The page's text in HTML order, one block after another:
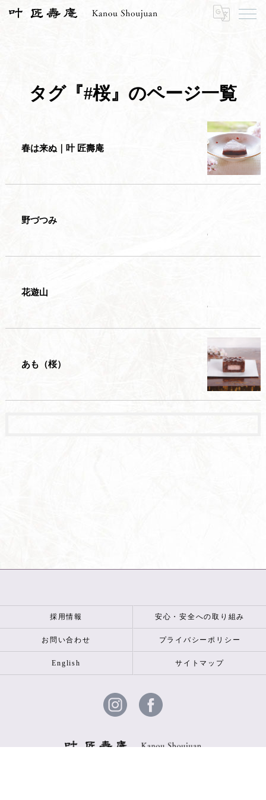
HOME
タグ『#桜』のページ一覧
春は来ぬ｜叶 匠壽庵
野づつみ
花遊山
あも（桜）
採用情報 安心・安全への取り組み
お問い合わせ プライバシーポリシー
English サイトマップ